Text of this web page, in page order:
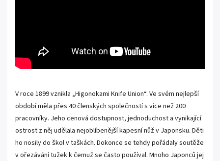
V roce 1899 vznikla „Higonokami Knife Union“. Ve svém nejlepší
období měla přes 40 členských společností s více než 200
pracovníky. Jeho cenová dostupnost, jednoduchost a vynikající
ostrost z něj udělala nejoblíbenější kapesní nůž v Japonsku. Děti
ho nosily do škol v taškách. Dokonce se tehdy pořádaly soutěže
v ořezávání tužek k čemuž se často používal. Mnoho Japonců jej